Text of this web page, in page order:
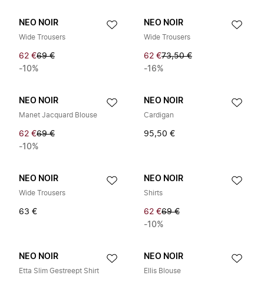
NEO NOIR
Wide Trousers
62 €69 €
-10%
NEO NOIR
Wide Trousers
62 €73,50 €
-16%
NEO NOIR
Manet Jacquard Blouse
62 €69 €
-10%
NEO NOIR
Cardigan
95,50 €
NEO NOIR
Wide Trousers
63 €
NEO NOIR
Shirts
62 €69 €
-10%
NEO NOIR
Etta Slim Gestreept Shirt
NEO NOIR
Ellis Blouse